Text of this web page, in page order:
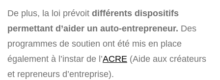
De plus, la loi prévoit différents dispositifs
permettant d’aider un auto-entrepreneur. Des
programmes de soutien ont été mis en place
également à l’instar de l’ACRE (Aide aux créateurs
et repreneurs d’entreprise).